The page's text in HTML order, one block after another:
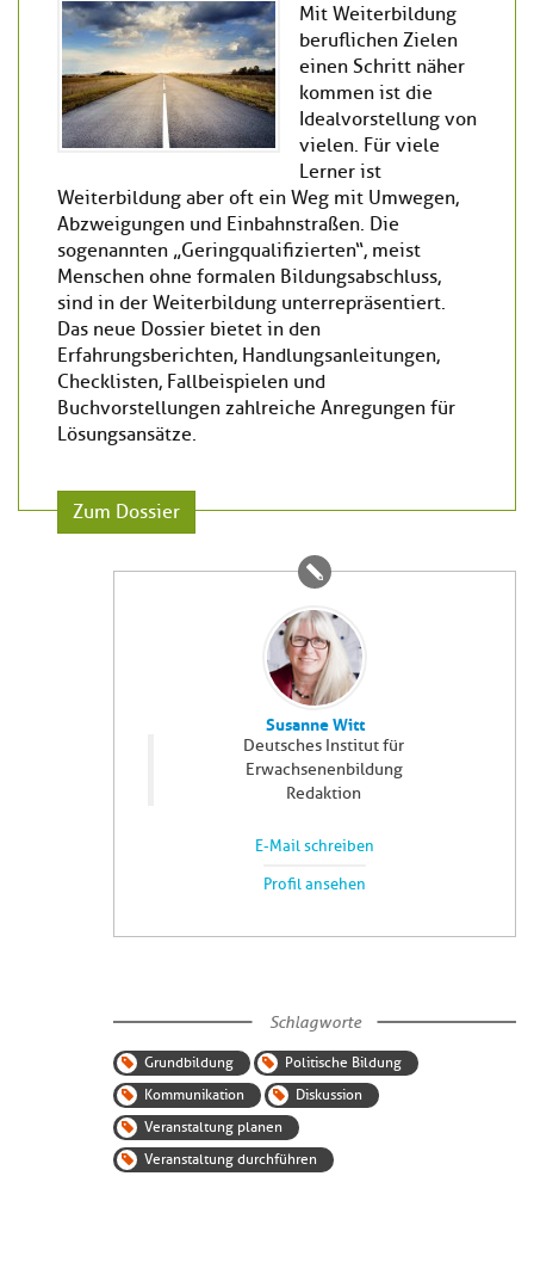
Mit Weiterbildung
beruflichen Zielen
einen Schritt näher
kommen ist die
Idealvorstellung von
vielen. Für viele
Lerner ist
Weiterbildung aber oft ein Weg mit Umwegen,
Abzweigungen und Einbahnstraßen. Die
sogenannten „Geringqualifizierten“, meist
Menschen ohne formalen Bildungsabschluss,
sind in der Weiterbildung unterrepräsentiert.
Das neue Dossier bietet in den
Erfahrungsberichten, Handlungsanleitungen,
Checklisten, Fallbeispielen und
Buchvorstellungen zahlreiche Anregungen für
Lösungsansätze.
Zum Dossier
Susanne Witt
Deutsches Institut für
Erwachsenenbildung
Redaktion
E-Mail schreiben
Profil ansehen
Schlagworte
Grundbildung
Politische Bildung
Kommunikation
Diskussion
Veranstaltung planen
Veranstaltung durchführen